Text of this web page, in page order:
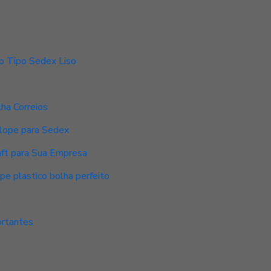
Tipo Sedex Liso
Correios
para Sedex
para Sua Empresa
plastico bolha perfeito